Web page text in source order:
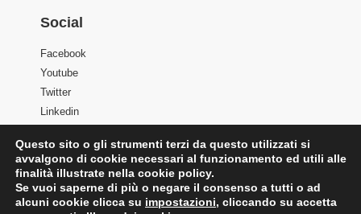
Social
Facebook
Youtube
Twitter
Linkedin
Questo sito o gli strumenti terzi da questo utilizzati si
avvalgono di cookie necessari al funzionamento ed utili alle
finalità illustrate nella cookie policy.
Se vuoi saperne di più o negare il consenso a tutti o ad
alcuni cookie clicca su impostazioni, cliccando su accetta